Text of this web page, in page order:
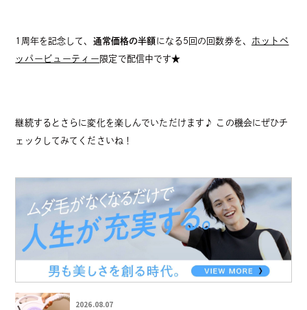
1周年を記念して、 通常価格の半額 になる5回の回数券を、 ホットペ
ッパービューティー 限定で配信中です★
継続するとさらに変化を楽しんでいただけます♪ この機会にぜひチ
ェックしてみてくださいね！
2026.08.07